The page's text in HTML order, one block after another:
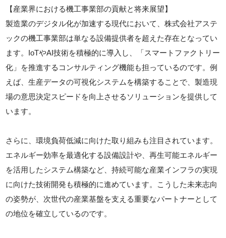
【産業界における機工事業部の貢献と将来展望】
製造業のデジタル化が加速する現代において、株式会社アステ
ックの機工事業部は単なる設備提供者を超えた存在となってい
ます。IoTやAI技術を積極的に導入し、「スマートファクトリー
化」を推進するコンサルティング機能も担っているのです。例
えば、生産データの可視化システムを構築することで、製造現
場の意思決定スピードを向上させるソリューションを提供して
います。
さらに、環境負荷低減に向けた取り組みも注目されています。
エネルギー効率を最適化する設備設計や、再生可能エネルギー
を活用したシステム構築など、持続可能な産業インフラの実現
に向けた技術開発も積極的に進めています。こうした未来志向
の姿勢が、次世代の産業基盤を支える重要なパートナーとして
の地位を確立しているのです。